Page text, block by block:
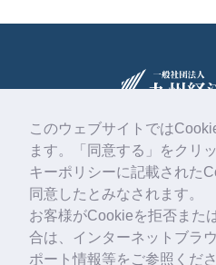
このウェブサイトでは
ます。「同意する」をクリ
キーポリシーに記載された
同意したとみなされます。
お客様がCookieを拒否また
合は、インターネットブラ
ポート情報等をご参照くださ
〒810-0004
福岡市中央区渡辺通2丁
092-761-